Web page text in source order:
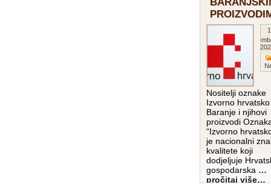
Nositelji oznake
Izvorno
Baranje i njihovi
proizvodi
“Izvorno
je nacionalni
kvalitete koji
dodjeljuje
gospodarska …
pročitaj više…